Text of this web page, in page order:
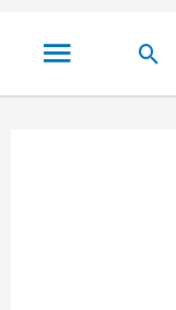
مین
مینو
تلاش
کریں۔